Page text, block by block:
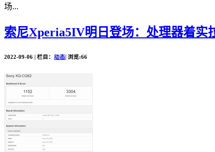
场...
索尼Xperia5IV明日登场：处理器着实
2022-09-06 | 栏目： 动态| 浏览:66